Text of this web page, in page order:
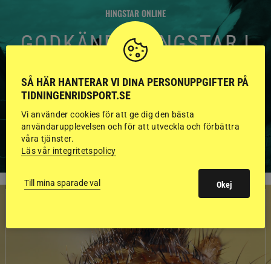
HINGSTAR ONLINE
GODKÄNDA HINGSTAR I
FLERA KATEGORIER MED
BILDER OCH FAKTA
SÅ HÄR HANTERAR VI DINA PERSONUPPGIFTER PÅ
TIDNINGENRIDSPORT.SE
Vi använder cookies för att ge dig den bästa
användarupplevelsen och för att utveckla och förbättra
våra tjänster.
Läs vår integritetspolicy
Till mina sparade val Okej